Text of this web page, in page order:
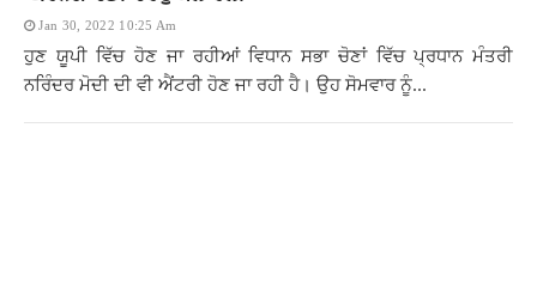
Jan 30, 2022 10:25 Am
ਹੁਣ ਯੂਪੀ ਵਿੱਚ ਹੋਣ ਜਾ ਰਹੀਆਂ ਵਿਧਾਨ ਸਭਾ ਚੋਣਾਂ ਵਿੱਚ ਪ੍ਰਧਾਨ ਮੰਤਰੀ
ਨਰਿੰਦਰ ਮੋਦੀ ਦੀ ਵੀ ਐਂਟਰੀ ਹੋਣ ਜਾ ਰਹੀ ਹੈ। ਉਹ ਸੋਮਵਾਰ ਨੂੰ...